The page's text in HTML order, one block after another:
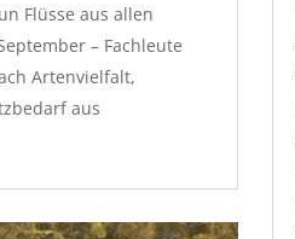
Flüsse aus allen
– Fachleute
Artenvielfalt,
aus